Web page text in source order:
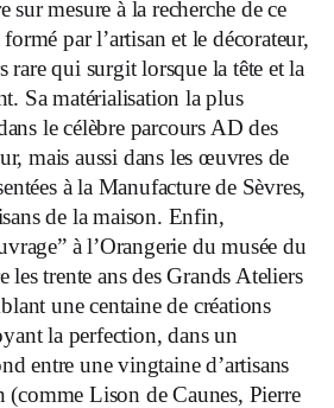
sur mesure à la recherche de ce
par l’artisan et le décorateur,
rare qui surgit lorsque la tête et la
Sa matérialisation la plus
le célèbre parcours AD des
mais aussi dans les œuvres de
à la Manufacture de Sèvres,
de la maison. Enfin,
à l’Orangerie du musée du
trente ans des Grands Ateliers
une centaine de créations
la perfection, dans un
entre une vingtaine d’artisans
(comme Lison de Caunes, Pierre